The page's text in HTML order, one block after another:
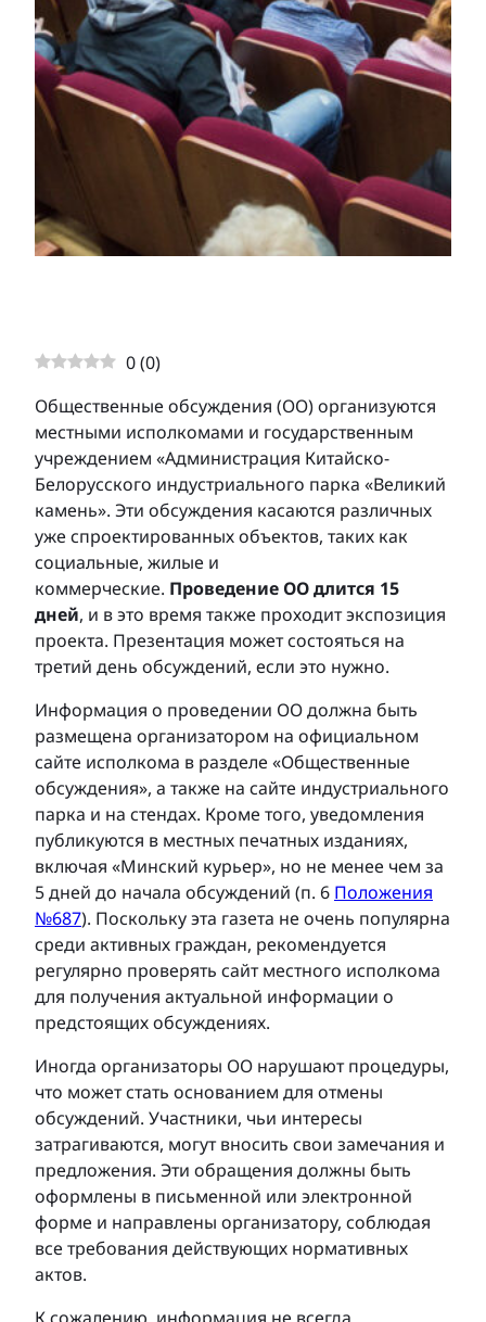
0(0)
Общественные обсуждения (ОО) организуются
местными исполкомами и государственным
учреждением «Администрация Китайско-
Белорусского индустриального парка «Великий
камень». Эти обсуждения касаются различных
уже спроектированных объектов, таких как
социальные, жилые и
коммерческие. Проведение ОО длится 15
дней, и в это время также проходит экспозиция
проекта. Презентация может состояться на
третий день обсуждений, если это нужно.
Информация о проведении ОО должна быть
размещена организатором на официальном
сайте исполкома в разделе «Общественные
обсуждения», а также на сайте индустриального
парка и на стендах. Кроме того, уведомления
публикуются в местных печатных изданиях,
включая «Минский курьер», но не менее чем за
5 дней до начала обсуждений (п. 6 Положения
№687). Поскольку эта газета не очень популярна
среди активных граждан, рекомендуется
регулярно проверять сайт местного исполкома
для получения актуальной информации о
предстоящих обсуждениях.
Иногда организаторы ОО нарушают процедуры,
что может стать основанием для отмены
обсуждений. Участники, чьи интересы
затрагиваются, могут вносить свои замечания и
предложения. Эти обращения должны быть
оформлены в письменной или электронной
форме и направлены организатору, соблюдая
все требования действующих нормативных
актов.